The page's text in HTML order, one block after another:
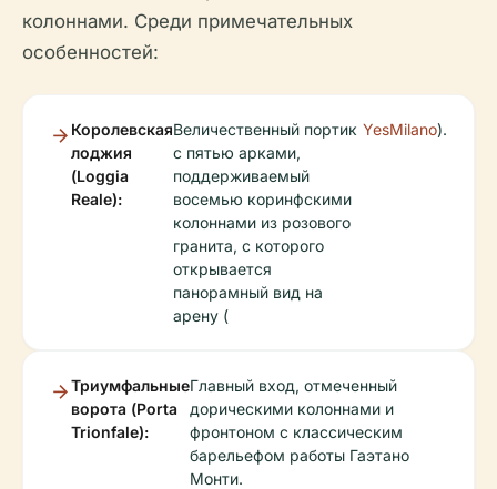
колоннами. Среди примечательных
особенностей:
Королевская
лоджия
(Loggia
Reale):
Величественный портик
с пятью арками,
поддерживаемый
восемью коринфскими
колоннами из розового
гранита, с которого
открывается
панорамный вид на
арену (
YesMilano).
Триумфальные
ворота (Porta
Trionfale):
Главный вход, отмеченный
дорическими колоннами и
фронтоном с классическим
барельефом работы Гаэтано
Монти.